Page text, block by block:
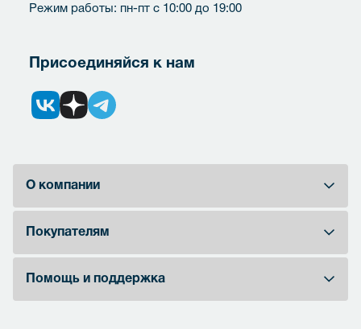
Режим работы: пн-пт с 10:00 до 19:00
Присоединяйся к нам
О компании
Покупателям
Помощь и поддержка